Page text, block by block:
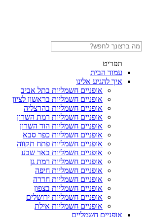
תפריט
עמוד הבית
איך להגיע אלינו
אופניים חשמליות בתל אביב
אופניים חשמליות בראשון לציון
אופניים חשמליות בהרצליה
אופניים חשמליות רמת השרון
אופניים חשמליות הוד השרון
אופניים חשמליות כפר סבא
אופניים חשמליות פתח תקווה
אופניים חשמליות באר שבע
אופניים חשמליות רמת גן
אופניים חשמליות חיפה
אופניים חשמליות חדרה
אופניים חשמליות בצפון
אופניים חשמליות ירושלים
אופניים חשמליות אילת
אופניים חשמליים